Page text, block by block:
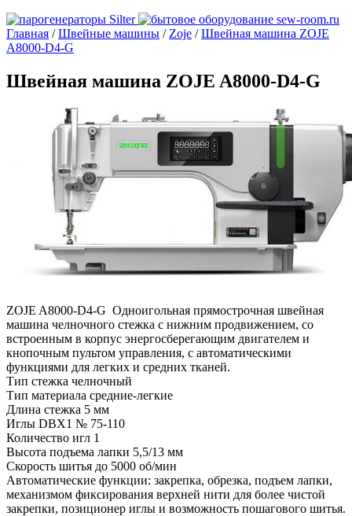
Главная /Швейные машины / Zoje /Швейная машина ZOJE
A8000-D4-G
Швейная машина ZOJE A8000-D4-G
ZOJE A8000-D4-G Одноигольная прямострочная швейная
машина челночного стежка с нижним продвижением, со
встроенным в корпус энергосберегающим двигателем и
кнопочным пультом управления, с автоматическими
функциями для легких и средних тканей.
Тип стежка челночный
Тип материала средние-легкие
Длина стежка 5 мм
Иглы DBX1 № 75-110
Количество игл 1
Высота подъема лапки 5,5/13 мм
Скорость шитья до 5000 об/мин
Автоматические функции: закрепка, обрезка, подъем лапки,
механизмом фиксирования верхней нити для более чистой
закрепки, позиционер иглы и возможность пошагового шитья.